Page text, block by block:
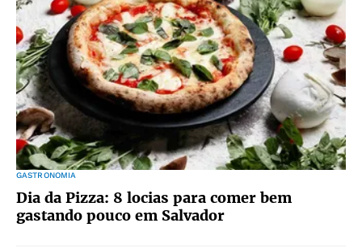
GASTRONOMIA
Dia da Pizza: 8 locias para comer bem
gastando pouco em Salvador